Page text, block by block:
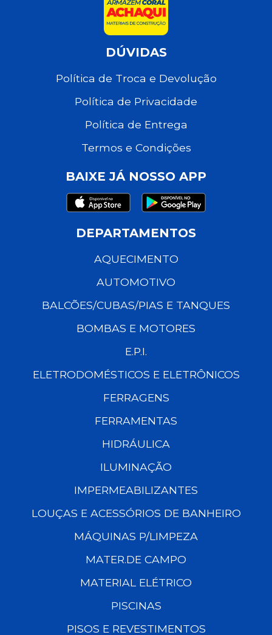
DÚVIDAS
Política de Troca e Devolução
Política de Privacidade
Política de Entrega
Termos e Condições
BAIXE JÁ NOSSO APP
DEPARTAMENTOS
AQUECIMENTO
AUTOMOTIVO
BALCÕES/CUBAS/PIAS E TANQUES
BOMBAS E MOTORES
E.P.I.
ELETRODOMÉSTICOS E ELETRÔNICOS
FERRAGENS
FERRAMENTAS
HIDRÁULICA
ILUMINAÇÃO
IMPERMEABILIZANTES
LOUÇAS E ACESSÓRIOS DE BANHEIRO
MÁQUINAS P/LIMPEZA
MATER.DE CAMPO
MATERIAL ELÉTRICO
PISCINAS
PISOS E REVESTIMENTOS